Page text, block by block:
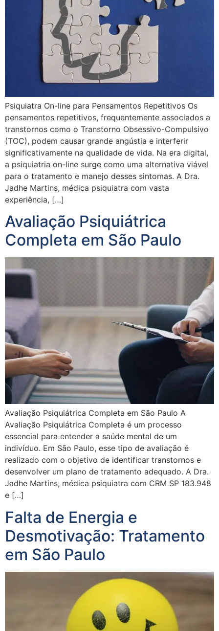
Psiquiatra On-line para Pensamentos Repetitivos Os
pensamentos repetitivos, frequentemente associados a
transtornos como o Transtorno Obsessivo-Compulsivo
(TOC), podem causar grande angústia e interferir
significativamente na qualidade de vida. Na era digital,
a psiquiatria on-line surge como uma alternativa viável
para o tratamento e manejo desses sintomas. A Dra.
Jadhe Martins, médica psiquiatra com vasta
experiência, […]
Avaliação Psiquiátrica
Completa em São Paulo
Avaliação Psiquiátrica Completa em São Paulo A
Avaliação Psiquiátrica Completa é um processo
essencial para entender a saúde mental de um
indivíduo. Em São Paulo, esse tipo de avaliação é
realizado com o objetivo de identificar transtornos e
desenvolver um plano de tratamento adequado. A Dra.
Jadhe Martins, médica psiquiatra com CRM SP 183.948
e […]
Falta de Energia e
Desmotivação: Tratamento
em São Paulo